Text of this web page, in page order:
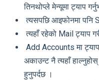
तिनथोप्ले मेन्यूमा ट्याप
त्यसपछि आइफोनमा पनि
त्यहाँ रहेको Mail ट्याप
Add Accounts मा ट्याप
अकाउन्ट नै त्यहाँ
हुनुपर्दछ ।